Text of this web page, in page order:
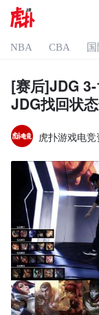
NBA CBA
[赛后]JDG 3-
JDG找回状
虎扑游戏电